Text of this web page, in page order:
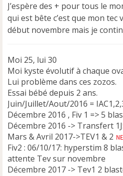
l
u
J’espère des + pour tous le
qui est bête c’est que mon
début novembre mais je
Moi 25, lui 30
Moi kyste évolutif à chaque
Lui problème dans ces zozos.
Essai bébé depuis 2 ans.
Juin/Juillet/Aout/2016 =
Décembre 2016 , Fiv 1 => 5
Décembre 2016 -> Transfert
Mars & Avril 2017->TEV1 & 2
Fiv2 : 06/10/17: hyperstim 8
attente Tev sur novembre
Décembre 2017 -> Tev1 2